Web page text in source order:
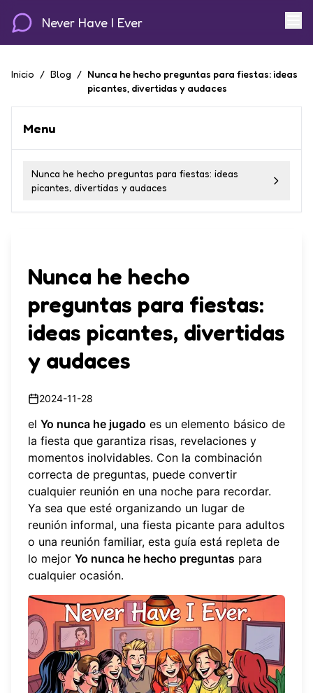
Never Have I Ever
Inicio / Blog / Nunca he hecho preguntas para fiestas: ideas
picantes, divertidas y audaces
Menu
Nunca he hecho preguntas para fiestas: ideas
picantes, divertidas y audaces
Nunca he hecho
preguntas para fiestas:
ideas picantes, divertidas
y audaces
2024-11-28
el Yo nunca he jugado es un elemento básico de
la fiesta que garantiza risas, revelaciones y
momentos inolvidables. Con la combinación
correcta de preguntas, puede convertir
cualquier reunión en una noche para recordar.
Ya sea que esté organizando un lugar de
reunión informal, una fiesta picante para adultos
o una reunión familiar, esta guía está repleta de
lo mejor Yo nunca he hecho preguntas para
cualquier ocasión.